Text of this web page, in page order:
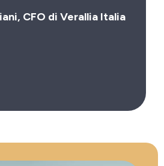
CFO di Verallia Italia